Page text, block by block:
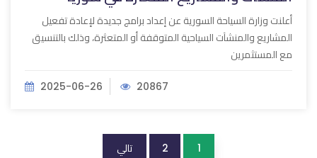
أعلنت وزارة السياحة السورية عن إعداد برامج جديدة لإعادة تفعيل
المشاريع والمنشآت السياحية المتوقفة أو المتعثرة، وذلك بالتنسيق
مع المستثمرين
2025-06-26 20867
1
2 تالي